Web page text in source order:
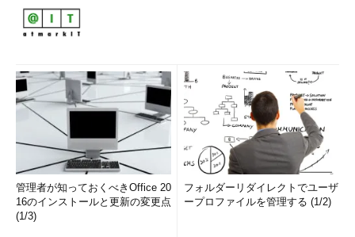
管理者が知っておくべきOffice 20
16のインストールと更新の変更点
(1/3)
フォルダーリダイレクトでユーザ
ープロファイルを管理する (1/2)